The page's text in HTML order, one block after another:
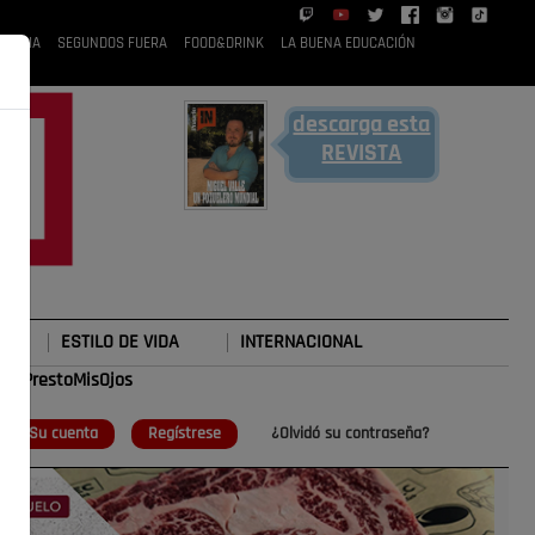
RUBIA SEGUNDOS FUERA FOOD&DRINK LA BUENA EDUCACIÓN
descarga esta
REVISTA
ESTILO DE VIDA INTERNACIONAL
Su cuenta Regístrese ¿Olvidó su contraseña?